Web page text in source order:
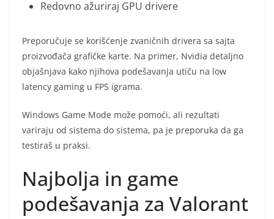
Redovno ažuriraj GPU drivere
Preporučuje se korišćenje zvaničnih drivera sa sajta
proizvođača grafičke karte. Na primer, Nvidia detaljno
objašnjava kako njihova podešavanja utiču na low
latency gaming u FPS igrama.
Windows Game Mode može pomoći, ali rezultati
variraju od sistema do sistema, pa je preporuka da ga
testiraš u praksi.
Najbolja in game
podešavanja za Valorant